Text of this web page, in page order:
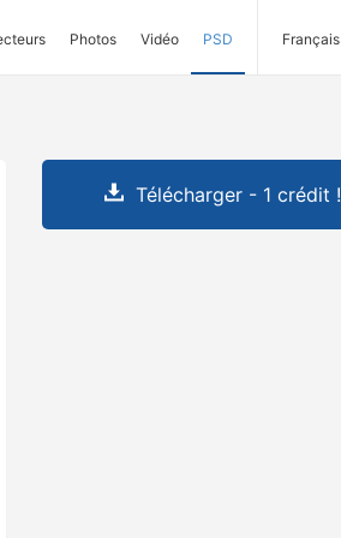
Photos Vidéo PSD Français
Télécharger - 1 crédit !